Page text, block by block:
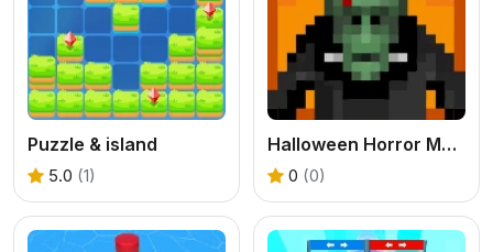
Puzzle & island
5.0 (1)
Halloween Horror Massacre
0 (0)